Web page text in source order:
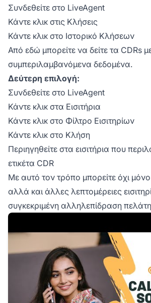
Συνδεθείτε στο LiveAgent
Κάντε κλικ στις Κλήσεις
Κάντε κλικ στο Ιστορικό Κλήσεων
Από εδώ μπορείτε να δείτε τα CDRs
συμπεριλαμβανόμενα δεδομένα.
Δεύτερη επιλογή:
Συνδεθείτε στο LiveAgent
Κάντε κλικ στα Εισιτήρια
Κάντε κλικ στο Φίλτρο Εισιτηρίων
Κάντε κλικ στο Κλήση
Περιηγηθείτε στα εισιτήρια που
ετικέτα CDR
Με αυτό τον τρόπο μπορείτε όχι
αλλά και άλλες λεπτομέρειες
συγκεκριμένη αλληλεπίδραση